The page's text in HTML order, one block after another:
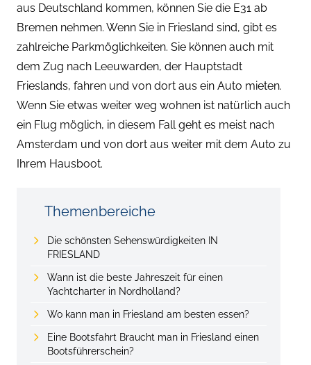
aus Deutschland kommen, können Sie die E31 ab
Bremen nehmen. Wenn Sie in Friesland sind, gibt es
zahlreiche Parkmöglichkeiten. Sie können auch mit
dem Zug nach Leeuwarden, der Hauptstadt
Frieslands, fahren und von dort aus ein Auto mieten.
Wenn Sie etwas weiter weg wohnen ist natürlich auch
ein Flug möglich, in diesem Fall geht es meist nach
Amsterdam und von dort aus weiter mit dem Auto zu
Ihrem Hausboot.
Themenbereiche
Die schönsten Sehenswürdigkeiten IN
FRIESLAND
Wann ist die beste Jahreszeit für einen
Yachtcharter in Nordholland?
Wo kann man in Friesland am besten essen?
Eine Bootsfahrt Braucht man in Friesland einen
Bootsführerschein?